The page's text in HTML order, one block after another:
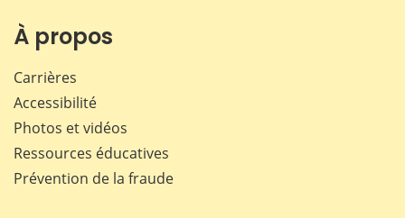
À propos
Carrières
Accessibilité
Photos et vidéos
Ressources éducatives
Prévention de la fraude